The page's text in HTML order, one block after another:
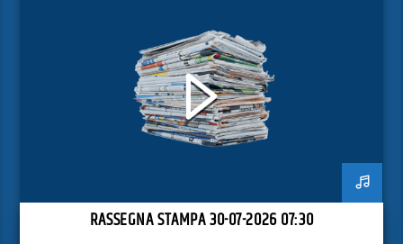
RASSEGNA STAMPA 30-07-2026 07:30